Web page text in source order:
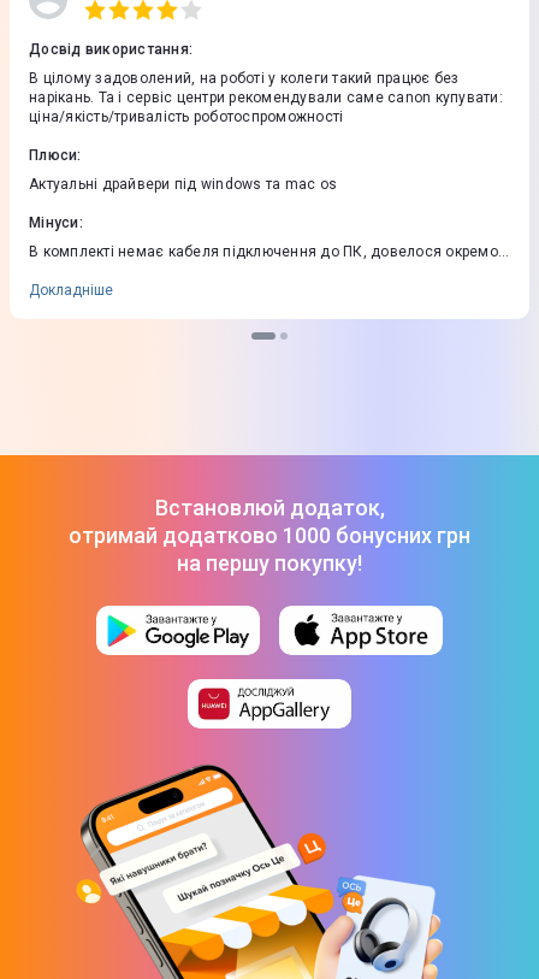
Досвід використання:
В цілому задоволений, на роботі у колеги такий працює без
нарікань. Та і сервіс центри рекомендували саме canon купувати:
ціна/якість/тривалість роботоспроможності
Плюси:
Актуальні драйвери під windows та mac os
Мінуси:
В комплекті немає кабеля підключення до ПК, довелося окремо
Докладніше
Встановлюй додаток,
отримай додатково 1000 бонусних грн
на першу покупку!